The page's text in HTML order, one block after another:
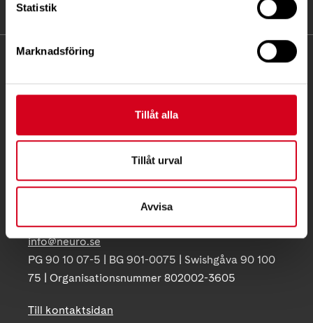
Statistik
Marknadsföring
Tillåt alla
Tillåt urval
Avvisa
KONTAKT
Besöksadress:
Ågatan 12 C, 172 62 Sundbyberg
Box 4086
info@neuro.se
PG 90 10 07-5 | BG 901-0075 | Swishgåva 90 100
75 | Organisationsnummer 802002-3605
Till kontaktsidan